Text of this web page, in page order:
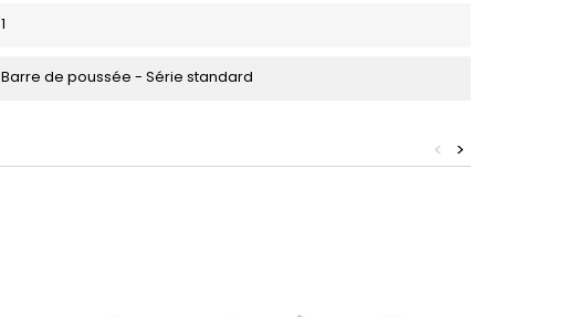
1
Barre de poussée - Série standard
>
<